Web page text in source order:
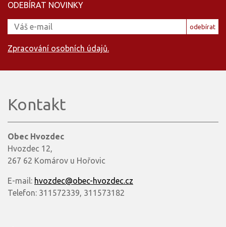
ODEBÍRAT NOVINKY
odebírat
Zpracování osobních údajů.
Kontakt
Obec Hvozdec
Hvozdec 12,
267 62 Komárov u Hořovic
E-mail: hvozdec@obec-hvozdec.cz
Telefon: 311572339, 311573182